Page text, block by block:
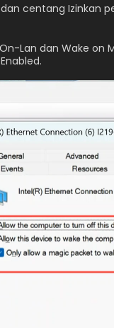
centang Izinkan
Lan dan Wake on